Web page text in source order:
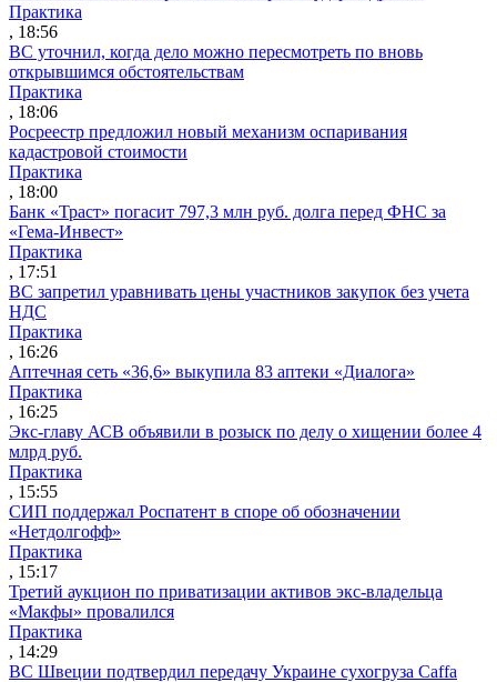
Практика
, 18:56
ВС уточнил, когда дело можно пересмотреть по вновь
открывшимся обстоятельствам
Практика
, 18:06
Росреестр предложил новый механизм оспаривания
кадастровой стоимости
Практика
, 18:00
Банк «Траст» погасит 797,3 млн руб. долга перед ФНС за
«Гема-Инвест»
Практика
, 17:51
ВС запретил уравнивать цены участников закупок без учета
НДС
Практика
, 16:26
Аптечная сеть «36,6» выкупила 83 аптеки «Диалога»
Практика
, 16:25
Экс-главу АСВ объявили в розыск по делу о хищении более 4
млрд руб.
Практика
, 15:55
СИП поддержал Роспатент в споре об обозначении
«Нетдолгофф»
Практика
, 15:17
Третий аукцион по приватизации активов экс-владельца
«Макфы» провалился
Практика
, 14:29
ВС Швеции подтвердил передачу Украине сухогруза Caffa